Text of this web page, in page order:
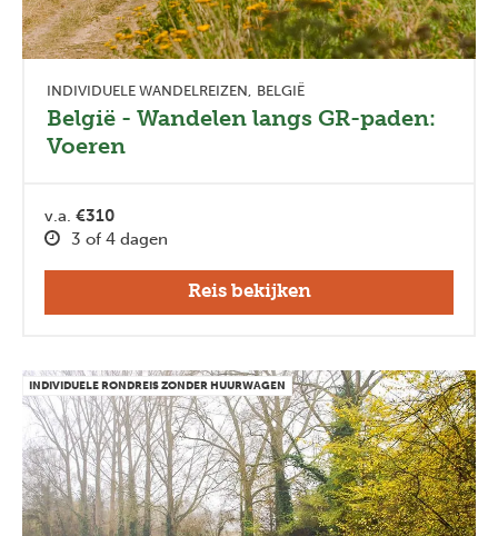
INDIVIDUELE WANDELREIZEN BELGIË
België - Wandelen langs GR-paden:
Voeren
v.a. €310
3 of 4 dagen
Reis bekijken
INDIVIDUELE RONDREIS ZONDER HUURWAGEN